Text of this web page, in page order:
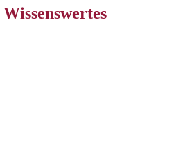
Wissenswertes